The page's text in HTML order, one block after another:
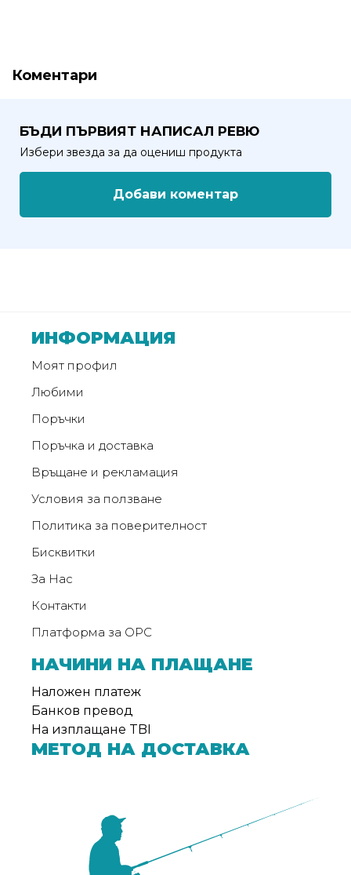
за
Политика
за
за
Copyright
Всички
права
Интернет
Маркетинг
Weberest
Коментари
БЪДИ ПЪРВИЯТ НАПИСАЛ РЕВЮ
Избери звезда за да оцениш продукта
Добави коментар
ИНФОРМАЦИЯ
Моят профил
Любими
Поръчки
Поръчка и доставка
Връщане и рекламация
Условия за ползване
Политика за поверителност
Бисквитки
За Нас
Контакти
Платформа за ОРС
НАЧИНИ НА ПЛАЩАНЕ
Наложен платеж
Банков превод
На изплащане TBI
МЕТОД НА ДОСТАВКА